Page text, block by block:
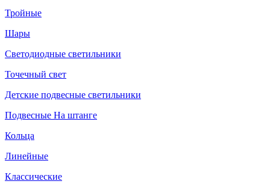
Тройные
Шары
Светодиодные светильники
Точечный свет
Детские подвесные светильники
Подвесные На штанге
Кольца
Линейные
Классические